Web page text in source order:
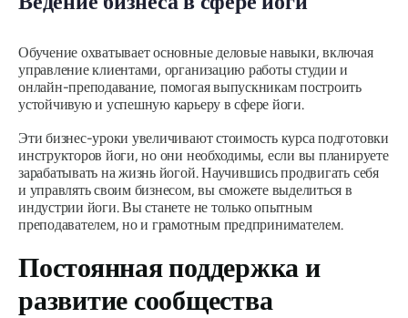
Обучение охватывает основные деловые навыки, включая
управление клиентами, организацию работы студии и
онлайн-преподавание, помогая выпускникам построить
устойчивую и успешную карьеру в сфере йоги.
Эти бизнес-уроки увеличивают стоимость курса подготовки
инструкторов йоги, но они необходимы, если вы планируете
зарабатывать на жизнь йогой. Научившись продвигать себя
и управлять своим бизнесом, вы сможете выделиться в
индустрии йоги. Вы станете не только опытным
преподавателем, но и грамотным предпринимателем.
Постоянная поддержка и
развитие сообщества